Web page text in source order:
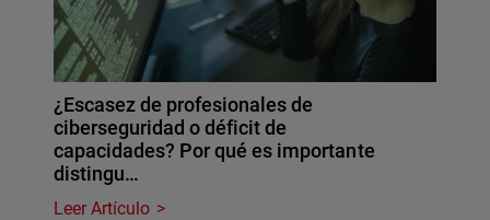
¿Escasez de profesionales de
ciberseguridad o déficit de
capacidades? Por qué es importante
distingu…
Leer Artículo